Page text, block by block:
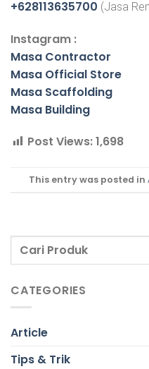
+628113635700 (Jasa
Instagram :
Masa Contractor
Masa Official Store
Masa Scaffolding
Masa Building
Post Views:1,698
This entry was posted in
CATEGORIES
Article
Tips & Trik